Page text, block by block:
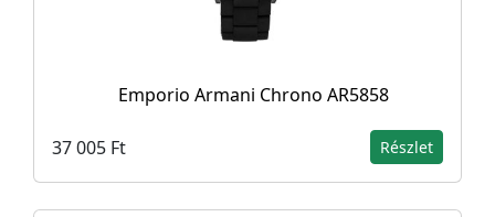
Emporio Armani Chrono AR5858
37 005 Ft Részlet